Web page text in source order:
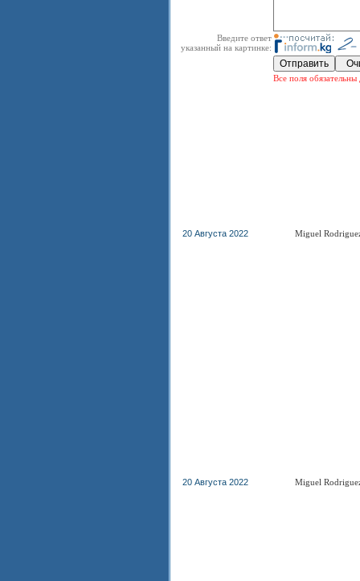
Введите ответ
указанный на картинке:
Все поля обязательны
20 Августа 2022 Miguel
20 Августа 2022 Miguel